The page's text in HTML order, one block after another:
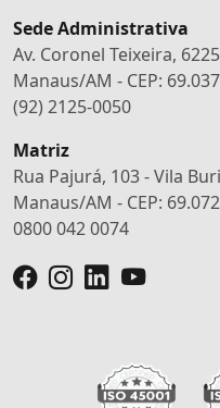
Sede Administrativa
Av. Coronel Teixeira,
Manaus/AM - CEP:
(92) 2125-0050
Matriz
Rua Pajurá, 103 - Vila
Manaus/AM - CEP:
0800 042 0074